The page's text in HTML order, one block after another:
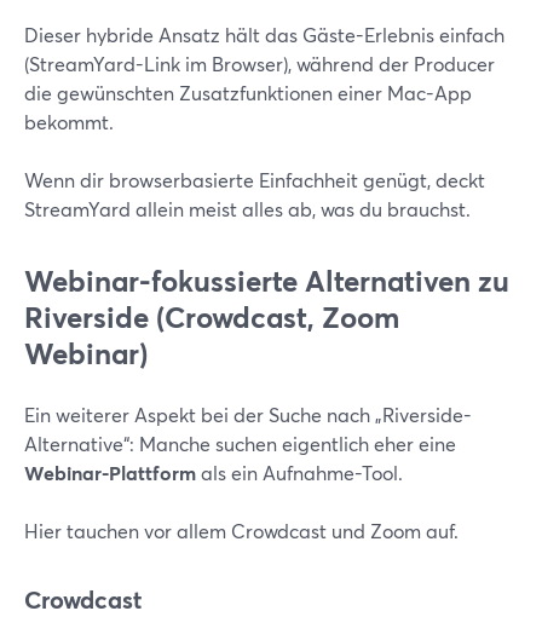
Dieser hybride Ansatz hält das Gäste-Erlebnis einfach
(StreamYard-Link im Browser), während der Producer
die gewünschten Zusatzfunktionen einer Mac-App
bekommt.
Wenn dir browserbasierte Einfachheit genügt, deckt
StreamYard allein meist alles ab, was du brauchst.
Webinar-fokussierte Alternativen zu
Riverside (Crowdcast, Zoom
Webinar)
Ein weiterer Aspekt bei der Suche nach „Riverside-
Alternative“: Manche suchen eigentlich eher eine
Webinar-Plattformals ein Aufnahme-Tool.
Hier tauchen vor allem Crowdcast und Zoom auf.
Crowdcast